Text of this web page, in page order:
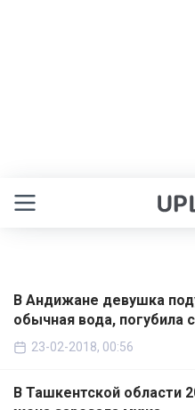
В Андижане девушка
обычная вода, погубила
23-02-2018, 00:56
В Ташкентской области